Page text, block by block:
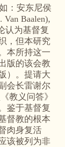
：安东尼侯
Baalen),
认为基督复
，但本研究
本所持这一
版的该会教
）。提请大
会长雷谢尔
教义问答》
鉴于基督复
督教的根本
肉身复活
该被列为非